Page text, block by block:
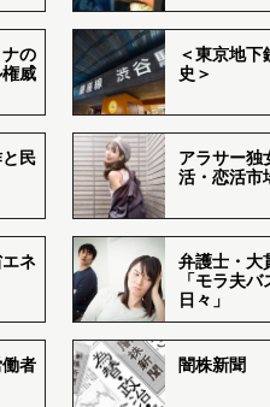
の
威
＜東京地下
史＞
民
アラサー独
活・恋活市
ネ
弁護士・大
「モラ夫
日々」
者 闇株新聞